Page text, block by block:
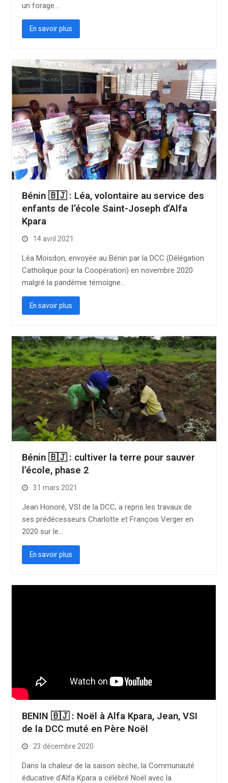
un forage…
En savoir plus
Bénin 🇧🇯 : Léa, volontaire au service des
enfants de l’école Saint-Joseph d’Alfa
Kpara
14 avril 2021
Léa Moisdon, envoyée au Bénin par la DCC (Délégation
Catholique pour la Coopération) en novembre 2020
malgré la pandémie témoigne…
En savoir plus
Bénin 🇧🇯 : cultiver la terre pour sauver
l’école, phase 2
31 mars 2021
Jean Honoré, VSI de la DCC, a repris les travaux de
ses prédécesseurs Charlotte et François Verger en
2020 sur le…
En savoir plus
BENIN 🇧🇯 : Noël à Alfa Kpara, Jean, VSI
de la DCC muté en Père Noël
23 décembre 2020
Dans la chaleur de la saison sèche, la Communauté
éducative d'Alfa Kpara a célébré Noël avec la